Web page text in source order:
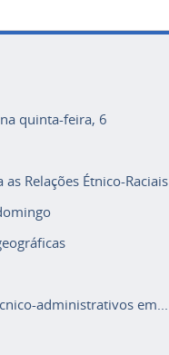
quinta-feira, 6
Relações Étnico-Raciais
administrativos em...